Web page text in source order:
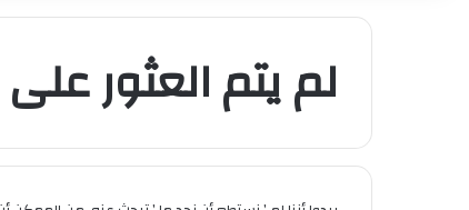
لم يتم العثور على